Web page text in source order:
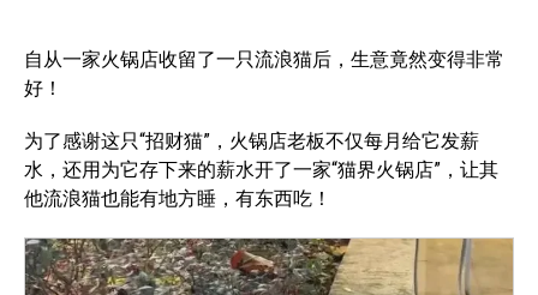
自从一家火锅店收留了一只流浪猫后，生意竟然变得非常
好！
为了感谢这只“招财猫”，火锅店老板不仅每月给它发薪
水，还用为它存下来的薪水开了一家“猫界火锅店”，让其
他流浪猫也能有地方睡，有东西吃！